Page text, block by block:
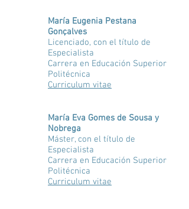
María Eugenia Pestana
Gonçalves
Licenciado, con el título de
Especialista
Carrera en Educación Superior
Politécnica
Curriculum vitae
María Eva Gomes de Sousa y
Nobrega
Máster, con el título de
Especialista
Carrera en Educación Superior
Politécnica
Curriculum vitae